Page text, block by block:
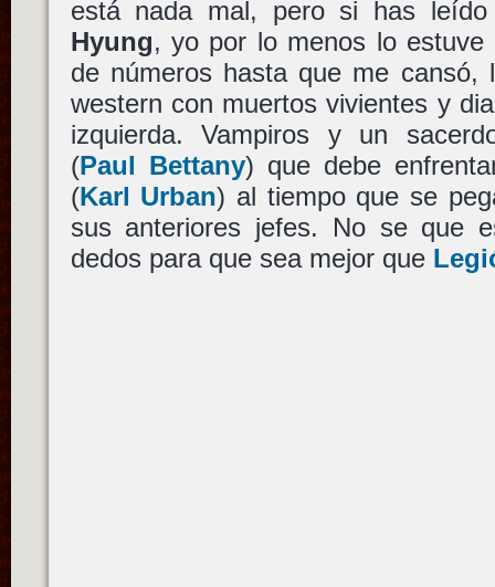
está nada mal, pero si has
Hyung, yo por lo menos lo estuve
de números hasta que me
western con muertos vivientes y
izquierda. Vampiros y un
(Paul Bettany) que debe
(Karl Urban) al tiempo que se
sus anteriores jefes. No se que
dedos para que sea mejor que